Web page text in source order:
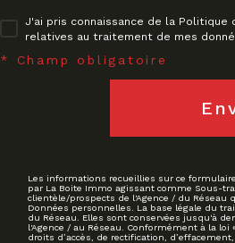
J'ai pris connaissance de la
relatives au traitement de mes
* Champ obligatoire
Les informations recueillies sur ce
par La Boite Immo agissant comme Sous-
clientèle/prospects de l'Agence / du Réseau
Données personnelles. La base légale du
du Réseau. Elles sont conservées jusqu'à
l'Agence / au Réseau. Conformément à la
droits d’accès, de rectification,